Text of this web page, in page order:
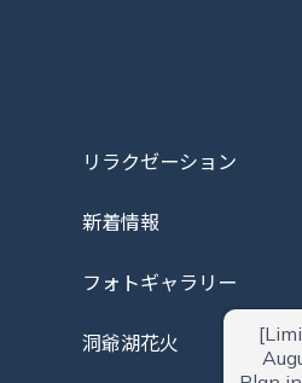
リラクゼーション
新着情報
フォトギャラリー
洞爺湖花火